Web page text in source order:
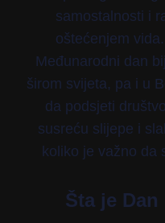
samostalnosti i
oštećenjem
Međunarodni dan
širom svijeta, pa i u
da podsjeti
susreću slijepe i
koliko je važno da
Šta je